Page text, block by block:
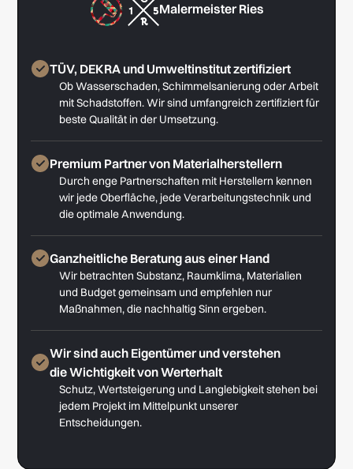
Malermeister Ries
TÜV, DEKRA und Umweltinstitut zertifiziert
Ob Wasserschaden, Schimmelsanierung oder Arbeit
mit Schadstoffen. Wir sind umfangreich zertifiziert für
beste Qualität in der Umsetzung.
Premium Partner von Materialherstellern
Durch enge Partnerschaften mit Herstellern kennen
wir jede Oberfläche, jede Verarbeitungstechnik und
die optimale Anwendung.
Ganzheitliche Beratung aus einer Hand
Wir betrachten Substanz, Raumklima, Materialien
und Budget gemeinsam und empfehlen nur
Maßnahmen, die nachhaltig Sinn ergeben.
Wir sind auch Eigentümer und verstehen
die Wichtigkeit von Werterhalt
Schutz, Wertsteigerung und Langlebigkeit stehen bei
jedem Projekt im Mittelpunkt unserer
Entscheidungen.